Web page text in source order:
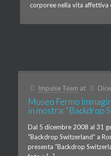
corporee nella vita affettiva
Impulse Team at
Museo Fermo
in mostra: “Backdrop
Dal 5 dicembre 2008 al 31
“Backdrop Switzerland” a
presenta “Backdrop